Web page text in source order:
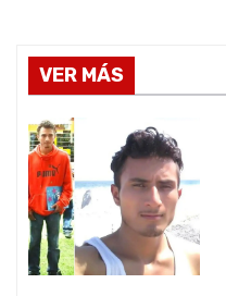
e
g
a
c
i
VER MÁS